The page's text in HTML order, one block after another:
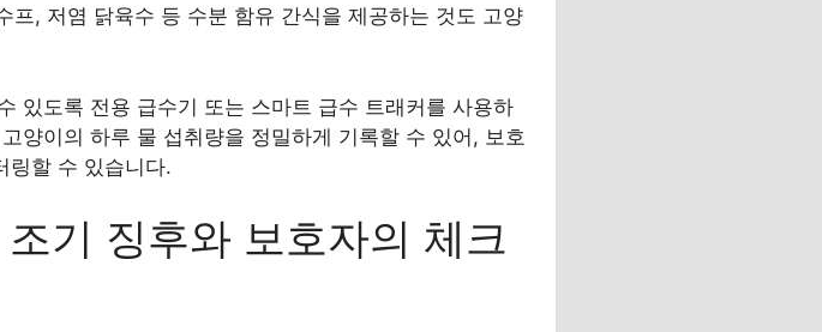
, 저염 닭육수 등 수분 함유 간식을 제공하는 것도 고양
있도록 전용 급수기 또는 스마트 급수 트래커를 사용하
양이의 하루 물 섭취량을 정밀하게 기록할 수 있어, 보호
링할 수 있습니다.
기 징후와 보호자의 체크